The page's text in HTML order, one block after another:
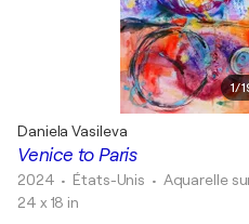
1/
Venice to Paris
Daniela Vasileva
2024 • États-Unis • Aquarelle
24 x 18 in